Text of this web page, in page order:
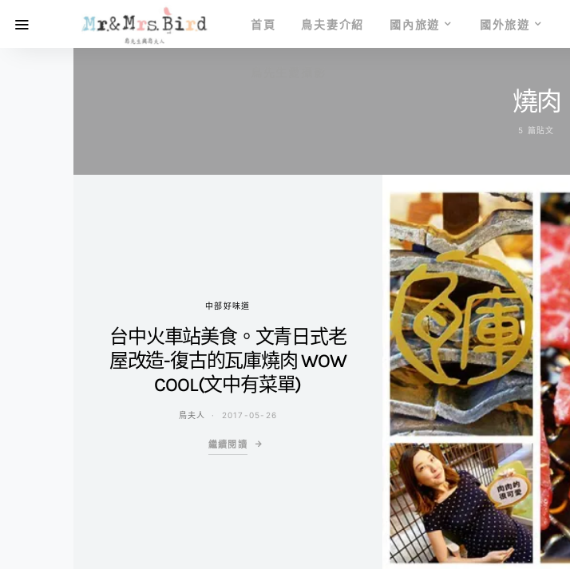
首頁 鳥夫妻介紹 國內旅遊 國外旅遊
燒肉
5 篇貼文
中部好味道
台中火車站美食。文青日式老
屋改造-復古的瓦庫燒肉 WOW
COOL(文中有菜單)
鳥夫人 2017-05-26
繼續閱讀